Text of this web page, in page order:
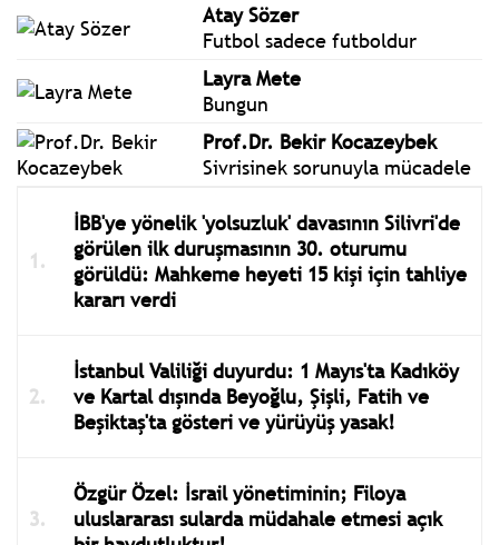
Atay Sözer
Futbol sadece futboldur
Layra Mete
Bungun
Prof.Dr. Bekir Kocazeybek
Sivrisinek sorunuyla mücadele
İBB'ye yönelik 'yolsuzluk' davasının Silivri'de
görülen ilk duruşmasının 30. oturumu
görüldü: Mahkeme heyeti 15 kişi için tahliye
kararı verdi
İstanbul Valiliği duyurdu: 1 Mayıs'ta Kadıköy
ve Kartal dışında Beyoğlu, Şişli, Fatih ve
Beşiktaş'ta gösteri ve yürüyüş yasak!
Özgür Özel: İsrail yönetiminin; Filoya
uluslararası sularda müdahale etmesi açık